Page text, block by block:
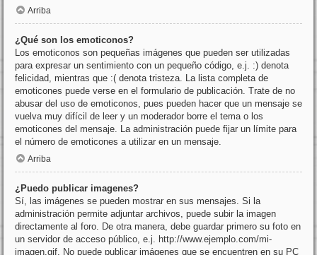
Arriba
¿Qué son los emoticonos?
Los emoticonos son pequeñas imágenes que pueden ser utilizadas
para expresar un sentimiento con un pequeño código, e.j. :) denota
felicidad, mientras que :( denota tristeza. La lista completa de
emoticones puede verse en el formulario de publicación. Trate de no
abusar del uso de emoticonos, pues pueden hacer que un mensaje se
vuelva muy difícil de leer y un moderador borre el tema o los
emoticones del mensaje. La administración puede fijar un límite para
el número de emoticones a utilizar en un mensaje.
Arriba
¿Puedo publicar imagenes?
Sí, las imágenes se pueden mostrar en sus mensajes. Si la
administración permite adjuntar archivos, puede subir la imagen
directamente al foro. De otra manera, debe guardar primero su foto en
un servidor de acceso público, e.j. http://www.ejemplo.com/mi-
imagen.gif. No puede publicar imágenes que se encuentren en su PC